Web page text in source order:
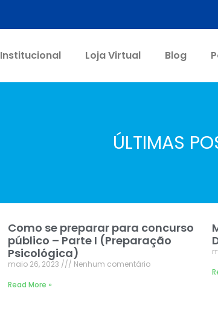
Institucional Loja Virtual Blog
ÚLTIMAS
Como se preparar para concurso
público – Parte I (Preparação
Psicológica)
maio 26, 2023
Nenhum comentário
Read More »